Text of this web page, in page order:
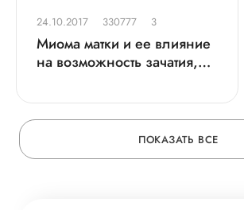
24.10.2017 330777 3
Миома матки и ее влияние
на возможность зачатия,
ПОКАЗАТЬ ВСЕ